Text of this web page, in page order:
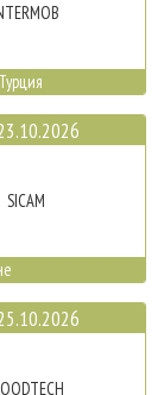
SICAM